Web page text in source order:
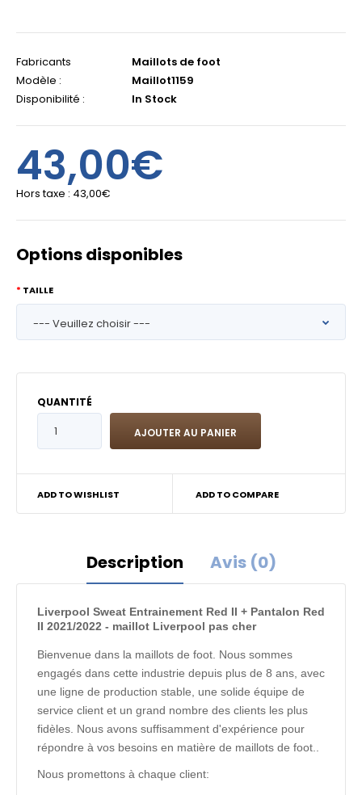
Fabricants
Maillots de foot
Modèle :
Maillot1159
Disponibilité :
In Stock
43,00€
Hors taxe : 43,00€
Options disponibles
TAILLE
QUANTITÉ
ADD TO WISHLIST ADD TO COMPARE
Description Avis (0)
Liverpool Sweat Entrainement Red II + Pantalon Red
II 2021/2022 - maillot Liverpool pas cher
Bienvenue dans la maillots de foot. Nous sommes
engagés dans cette industrie depuis plus de 8 ans, avec
une ligne de production stable, une solide équipe de
service client et un grand nombre des clients les plus
fidèles. Nous avons suffisamment d'expérience pour
répondre à vos besoins en matière de maillots de foot..
Nous promettons à chaque client: